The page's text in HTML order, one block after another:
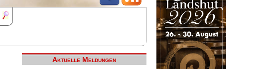
Aktuelle Meldungen